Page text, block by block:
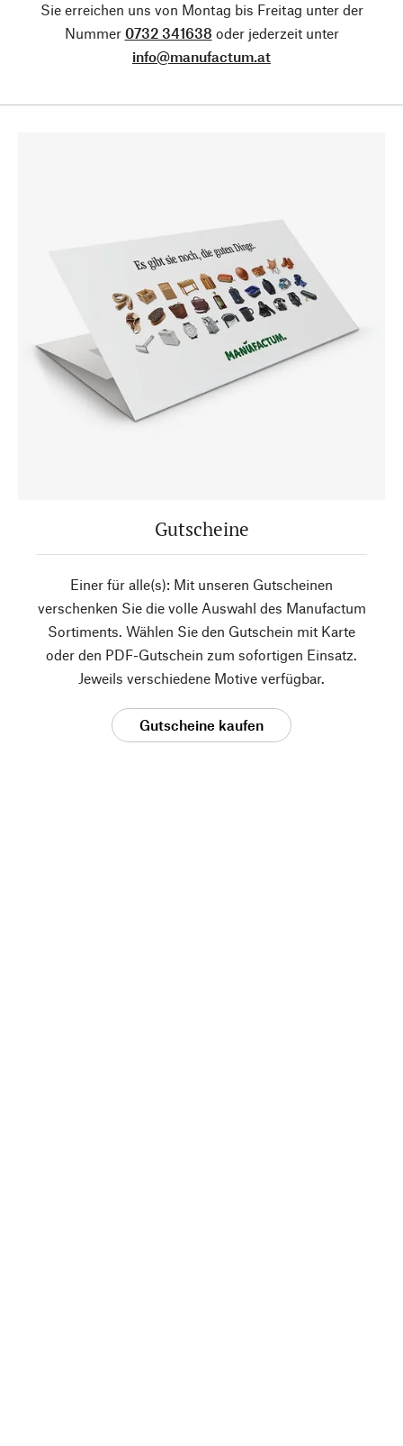
Sie erreichen uns von Montag bis Freitag unter der
Nummer 0732 341638 oder jederzeit unter
info@manufactum.at
Gutscheine
Einer für alle(s): Mit unseren Gutscheinen
verschenken Sie die volle Auswahl des Manufactum
Sortiments. Wählen Sie den Gutschein mit Karte
oder den PDF-Gutschein zum sofortigen Einsatz.
Jeweils verschiedene Motive verfügbar.
Gutscheine kaufen